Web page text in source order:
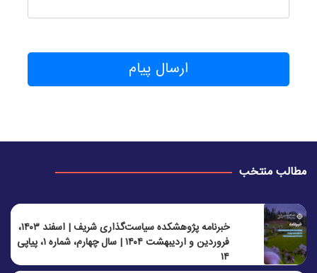
ارسال پیام
مطالب منتخب
خبرنامه پژوهشکده سیاست‌گذاری شریف | اسفند ۱۴۰۳،
فروردین و اردیبهشت ۱۴۰۴ | سال چهارم، شماره ۱، پیاپی
۱۴